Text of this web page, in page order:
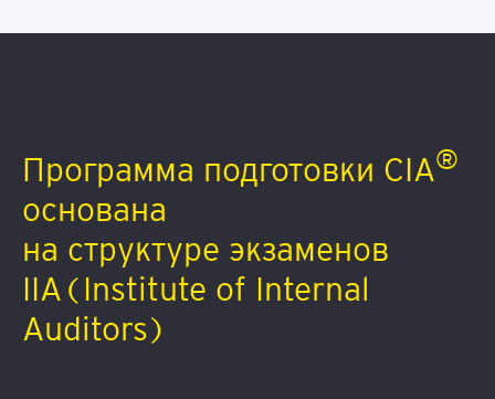
Программа подготовки CIA®
основана
на структуре экзаменов
IIA(Institute of Internal
Auditors)